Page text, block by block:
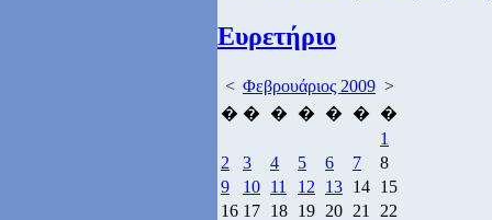
Ευρετήριο
< Φεβρουάριος 2009 >
� � � � � �
�
1
2
3 4 5 6 7
8
9
10 11 12 13 14 15
16 17 18 19 20 21
22